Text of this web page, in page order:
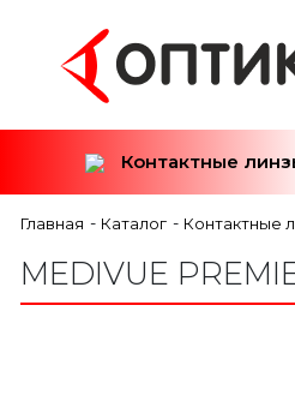
Контактные
Главная - Каталог - Контактные
MEDIVUE